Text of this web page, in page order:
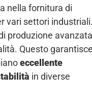
nella fornitura di
vari settori
produzione avanzata
Questo
eccellente
in diverse